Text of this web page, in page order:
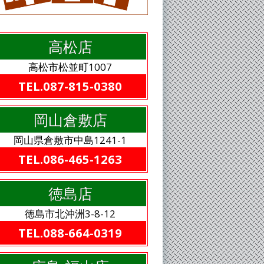
高松店
高松市松並町1007
TEL.087-815-0380
岡山倉敷店
岡山県倉敷市中島1241-1
TEL.086-465-1263
徳島店
徳島市北沖洲3-8-12
TEL.088-664-0319